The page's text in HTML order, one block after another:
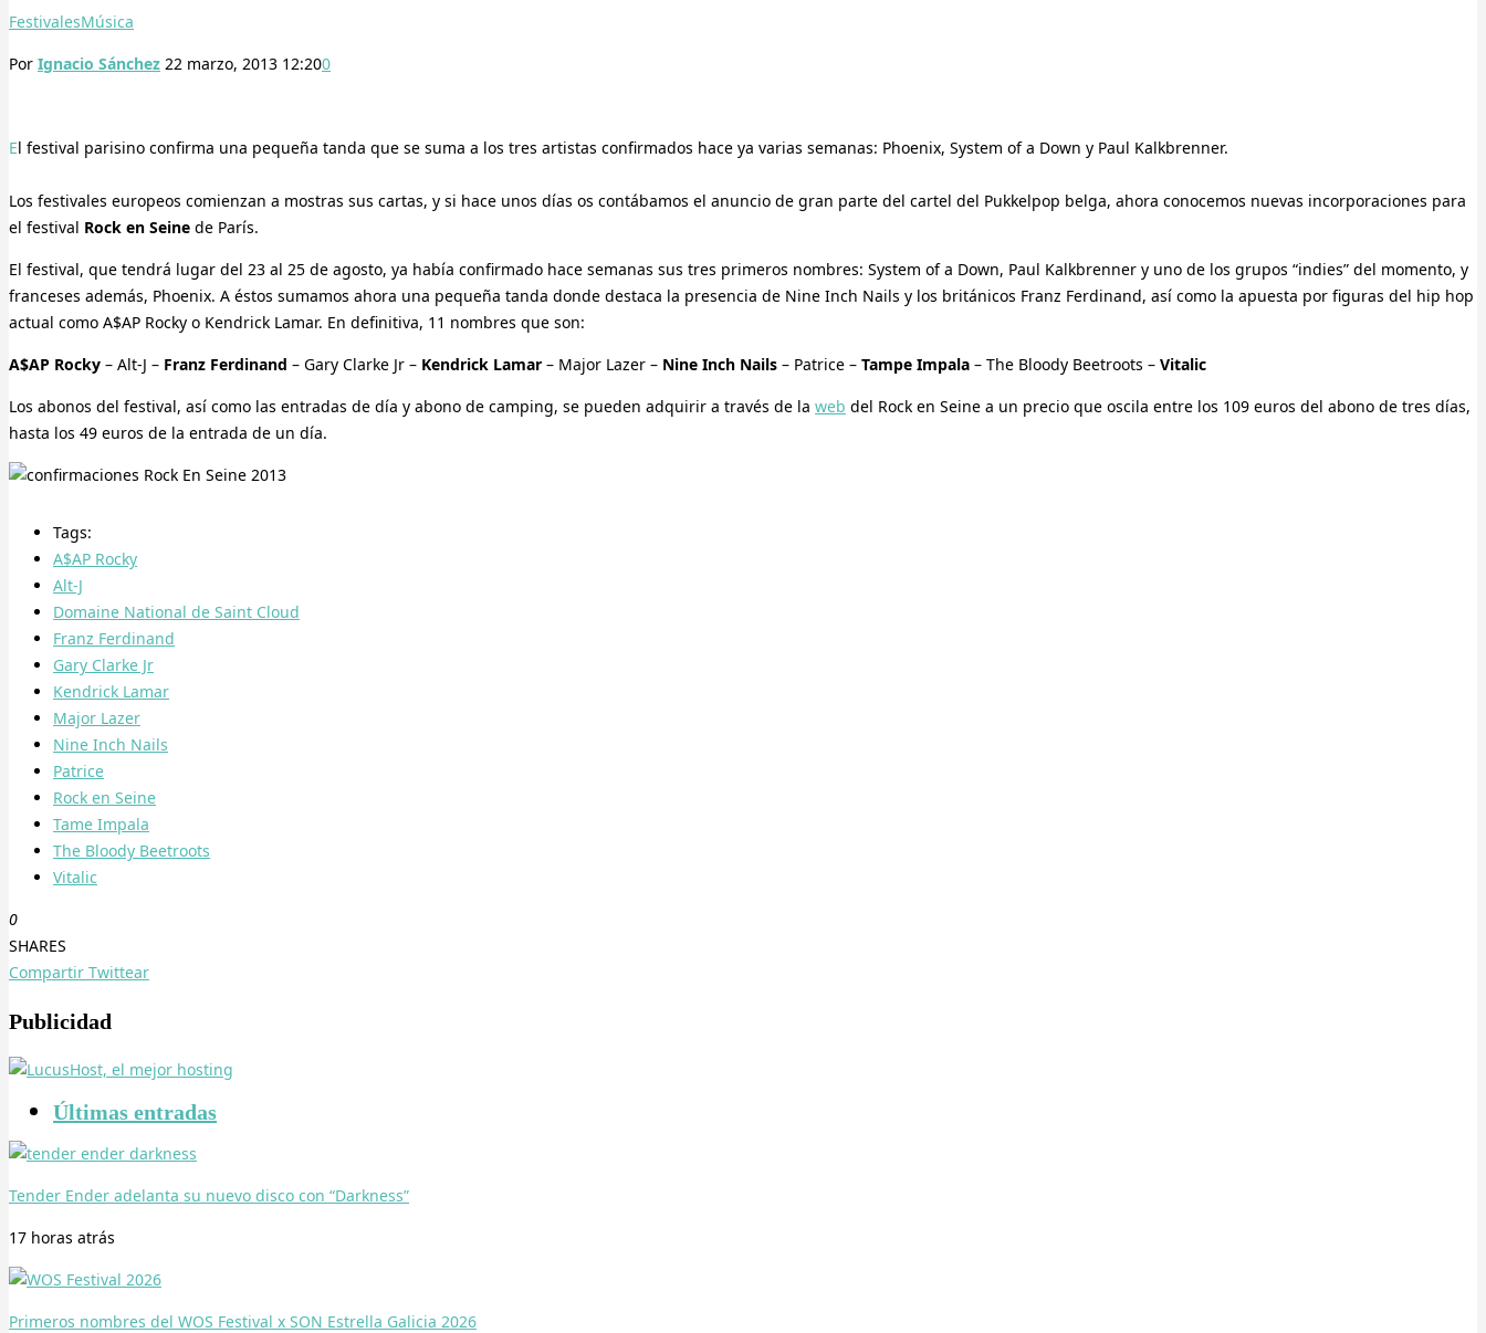
FestivalesMúsica
Por Ignacio Sánchez 22 marzo, 2013 12:200
El festival parisino confirma una pequeña tanda que se suma a los tres artistas confirmados hace ya varias semanas: Phoenix, System of a Down y Paul Kalkbrenner.
Los festivales europeos comienzan a mostras sus cartas, y si hace unos días os contábamos el anuncio de gran parte del cartel del Pukkelpop belga, ahora conocemos nuevas incorporaciones para
el festival Rock en Seine de París.
El festival, que tendrá lugar del 23 al 25 de agosto, ya había confirmado hace semanas sus tres primeros nombres: System of a Down, Paul Kalkbrenner y uno de los grupos “indies” del momento, y
franceses además, Phoenix. A éstos sumamos ahora una pequeña tanda donde destaca la presencia de Nine Inch Nails y los británicos Franz Ferdinand, así como la apuesta por figuras del hip hop
actual como A$AP Rocky o Kendrick Lamar. En definitiva, 11 nombres que son:
A$AP Rocky – Alt-J – Franz Ferdinand – Gary Clarke Jr – Kendrick Lamar – Major Lazer – Nine Inch Nails – Patrice – Tampe Impala – The Bloody Beetroots – Vitalic
Los abonos del festival, así como las entradas de día y abono de camping, se pueden adquirir a través de la web del Rock en Seine a un precio que oscila entre los 109 euros del abono de tres días,
hasta los 49 euros de la entrada de un día.
Tags:
A$AP Rocky
Alt-J
Domaine National de Saint Cloud
Franz Ferdinand
Gary Clarke Jr
Kendrick Lamar
Major Lazer
Nine Inch Nails
Patrice
Rock en Seine
Tame Impala
The Bloody Beetroots
Vitalic
0
SHARES
Compartir Twittear
Publicidad
Últimas entradas
Tender Ender adelanta su nuevo disco con “Darkness”
17 horas atrás
Primeros nombres del WOS Festival x SON Estrella Galicia 2026